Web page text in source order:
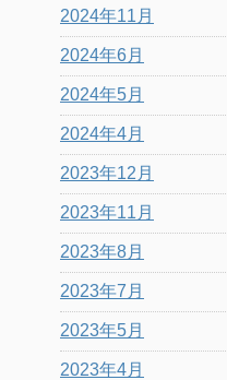
2024年11月
2024年6月
2024年5月
2024年4月
2023年12月
2023年11月
2023年8月
2023年7月
2023年5月
2023年4月